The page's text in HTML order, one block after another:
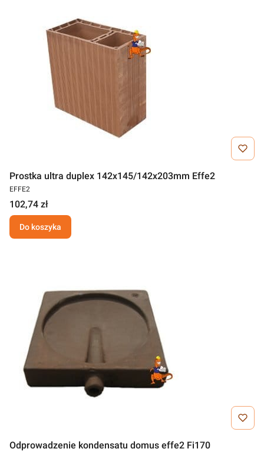
Prostka ultra duplex 142x145/142x203mm Effe2
EFFE2
102,74 zł
Do koszyka
Odprowadzenie kondensatu domus effe2 Fi170